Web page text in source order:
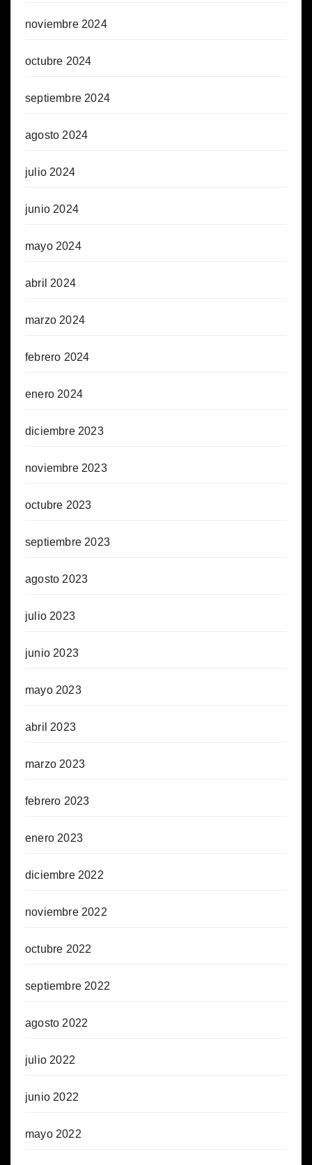
noviembre 2024
octubre 2024
septiembre 2024
agosto 2024
julio 2024
junio 2024
mayo 2024
abril 2024
marzo 2024
febrero 2024
enero 2024
diciembre 2023
noviembre 2023
octubre 2023
septiembre 2023
agosto 2023
julio 2023
junio 2023
mayo 2023
abril 2023
marzo 2023
febrero 2023
enero 2023
diciembre 2022
noviembre 2022
octubre 2022
septiembre 2022
agosto 2022
julio 2022
junio 2022
mayo 2022